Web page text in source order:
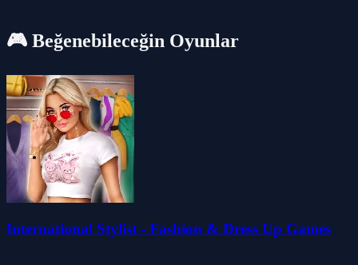
🎮 Beğenebileceğin Oyunlar
International Stylist - Fashion & Dress Up Games